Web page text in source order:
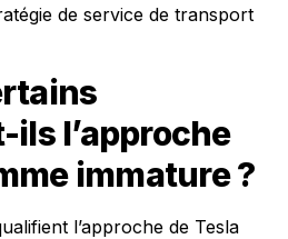
de service de transport
l’approche
immature ?
l’approche de Tesla